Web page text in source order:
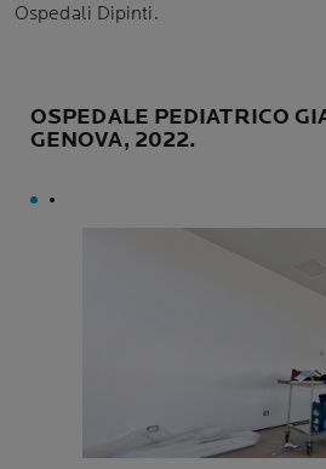
Ospedali Dipinti.
OSPEDALE PEDIATRICO
GENOVA, 2022.